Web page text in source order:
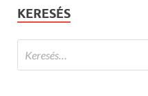
KERESÉS